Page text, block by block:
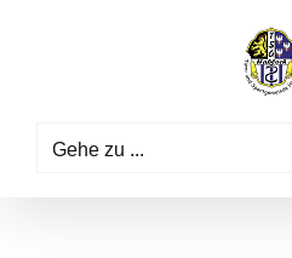
Gehe zu ...